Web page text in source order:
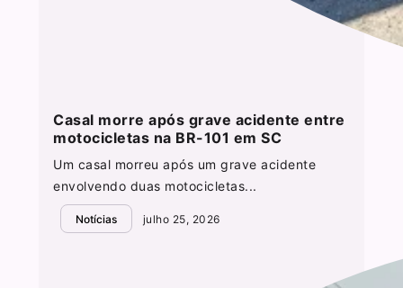
Casal morre após grave acidente entre
motocicletas na BR-101 em SC
Um casal morreu após um grave acidente
envolvendo duas motocicletas...
Notícias julho 25, 2026